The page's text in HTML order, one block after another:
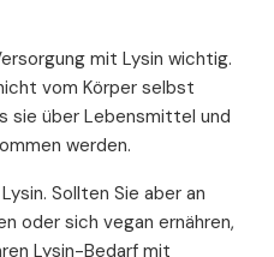
mit Lysin wichtig.
vom Körper selbst
sie über Lebensmittel und
werden.
Sollten Sie aber an
oder sich vegan ernähren,
Lysin-Bedarf mit